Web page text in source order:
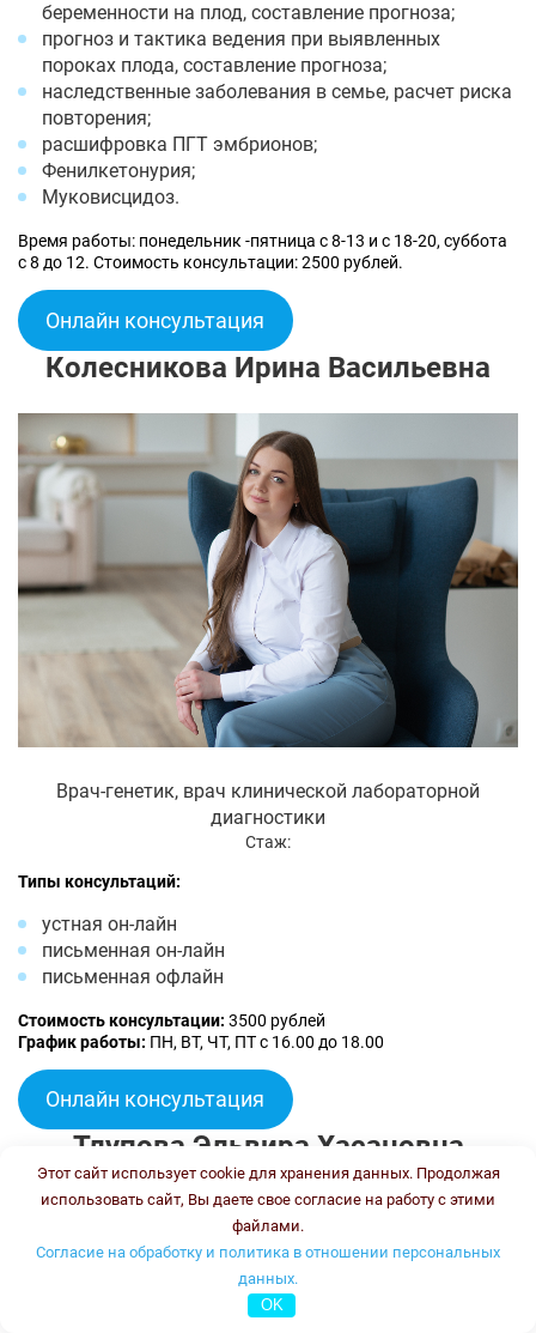
беременности на плод, составление прогноза;
прогноз и тактика ведения при выявленных
пороках плода, составление прогноза;
наследственные заболевания в семье, расчет риска
повторения;
расшифровка ПГТ эмбрионов;
Фенилкетонурия;
Муковисцидоз.
Время работы: понедельник -пятница с 8-13 и с 18-20, суббота
с 8 до 12. Стоимость консультации: 2500 рублей.
Онлайн консультация
Колесникова Ирина Васильевна
Врач-генетик, врач клинической лабораторной
диагностики
Стаж:
Типы консультаций:
устная он-лайн
письменная он-лайн
письменная офлайн
Стоимость консультации: 3500 рублей
График работы: ПН, ВТ, ЧТ, ПТ с 16.00 до 18.00
Онлайн консультация
Тлупова Эльвира Хасановна
Этот сайт использует cookie для хранения данных. Продолжая
использовать сайт, Вы даете свое согласие на работу с этими
файлами.
Согласие на обработку и политика в отношении персональных
данных.
OK